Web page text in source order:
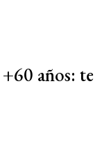
años: te